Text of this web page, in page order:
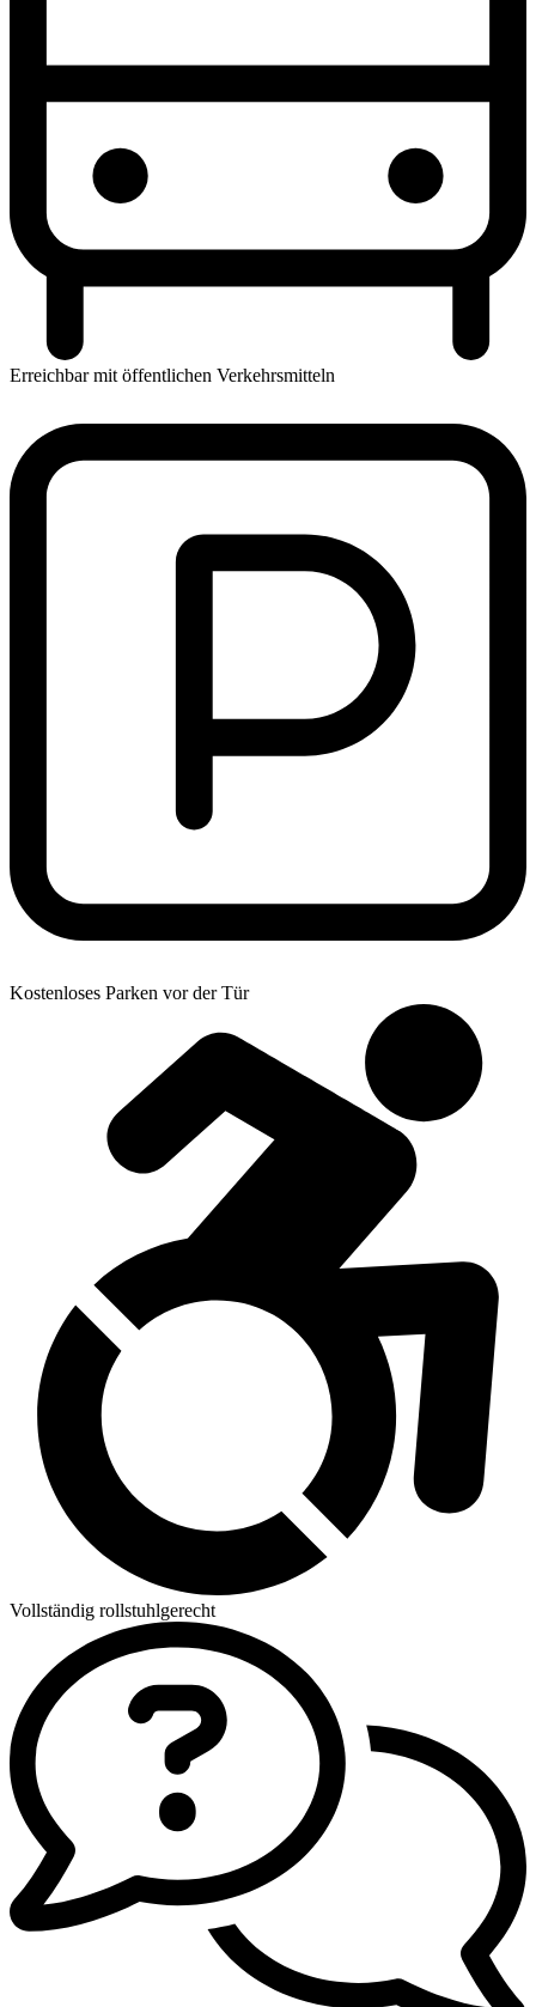
Erreichbar mit öffentlichen Verkehrsmitteln
Kostenloses Parken vor der Tür
Vollständig rollstuhlgerecht